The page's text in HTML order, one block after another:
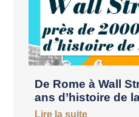
De Rome à Wall
ans d’histoire de
Lire la suite